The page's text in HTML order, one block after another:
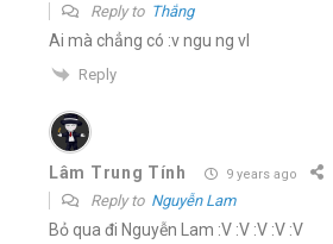
Reply to Thắng
Ai mà chẳng có :v ngu ng vl
Reply
Lâm Trung Tính 9 years ago
Reply to Nguyễn Lam
Bỏ qua đi Nguyễn Lam :V :V :V :V :V